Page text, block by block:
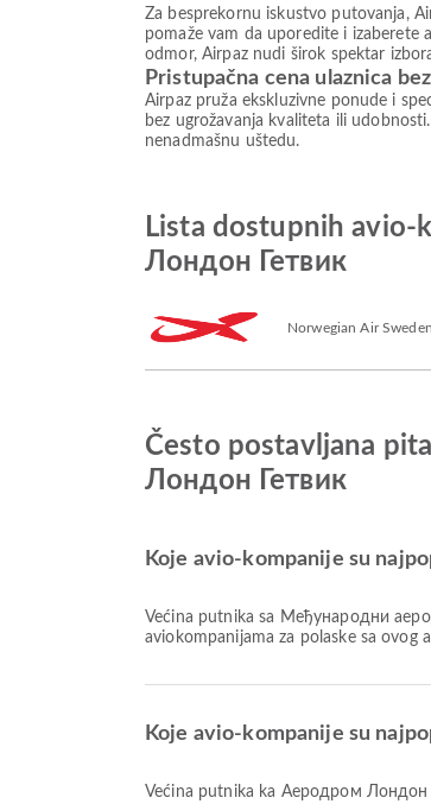
Za besprekornu iskustvo putovanja,
pomaže vam da uporedite i izaberete
odmor, Airpaz nudi širok spektar
Pristupačna cena ulaznica
Airpaz pruža ekskluzivne ponude i
bez ugrožavanja kvaliteta ili
nenadmašnu uštedu.
Lista dostupnih
Лондон Гетвик
Norwegian Air Sweden
Često postavljana
Лондон Гетвик
Koje avio-kompanije su
Većina putnika sa Међународни
aviokompanijama za polaske sa ovog
Koje avio-kompanije su
Većina putnika ka Аеродром Лондон